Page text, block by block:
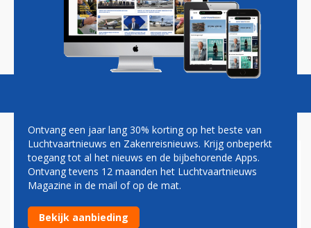
Magazine Podcasts Vacatures
TRANSAVIA ONTHULT
BOEING 737 IN SPECIALE
SUNWEB-BESCHILDERING
Ontvang een jaar lang 30% korting op het beste van
Luchtvaartnieuws en Zakenreisnieuws. Krijg onbeperkt
toegang tot al het nieuws en de bijbehorende Apps.
Ontvang tevens 12 maanden het Luchtvaartnieuws
Magazine in de mail of op de mat.
Bekijk aanbieding